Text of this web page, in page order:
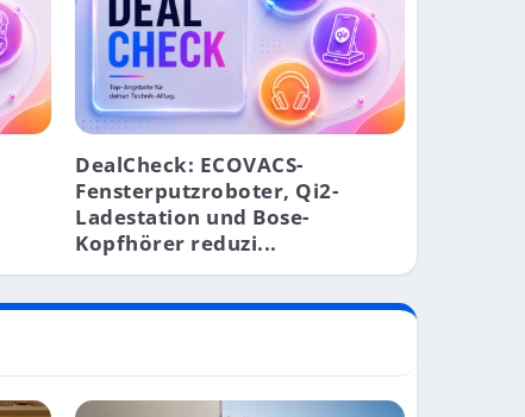
DealCheck: ECOVACS-
Fensterputzroboter, Qi2-
Ladestation und Bose-
Kopfhörer reduzi...